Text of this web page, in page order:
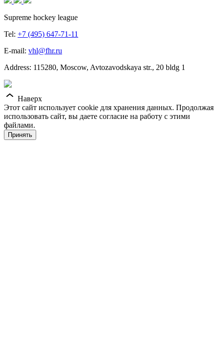
Supreme hockey league
Tel: +7 (495) 647-71-11
E-mail: vhl@fhr.ru
Address: 115280, Moscow, Avtozavodskaya str., 20 bldg 1
Наверх
Этот сайт использует cookie для хранения данных. Продолжая
использовать сайт, вы даете согласие на работу с этими
файлами.
Принять